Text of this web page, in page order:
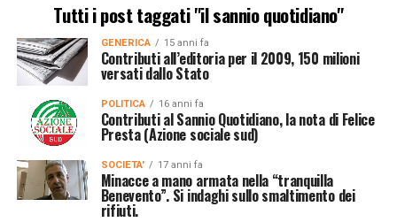
Tutti i post taggati "il sannio quotidiano"
GENERICA 15 anni fa
Contributi all’editoria per il 2009, 150 milioni
versati dallo Stato
POLITICA 16 anni fa
Contributi al Sannio Quotidiano, la nota di Felice
Presta (Azione sociale sud)
SOCIETA' 17 anni fa
Minacce a mano armata nella “tranquilla
Benevento”. Si indaghi sullo smaltimento dei
rifiuti.